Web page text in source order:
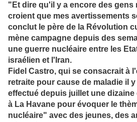
"Et dire qu'il y a encore des gens
croient que mes avertissements
conclut le père de la Révolution
mène campagne depuis des
une guerre nucléaire entre les
israélien et l'Iran.
Fidel Castro, qui se consacrait à
retraite pour cause de maladie il
effectué depuis juillet une
à La Havane pour évoquer le
nucléaire" avec des jeunes, des